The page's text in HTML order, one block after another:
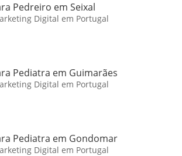
Pedreiro em Seixal
Digital em Portugal
Pediatra em Guimarães
Digital em Portugal
Pediatra em Gondomar
Digital em Portugal